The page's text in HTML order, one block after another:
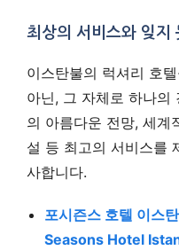
최상의 서비스와 잊지
이스탄불의 럭셔리 호
아닌, 그 자체로 하나의
의 아름다운 전망, 세계
설 등 최고의 서비스를
사합니다.
포시즌스 호텔 이스
Seasons Hotel